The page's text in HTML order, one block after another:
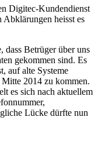
Digitec-Kundendienst
heisst es
dass Betrüger über uns
gekommen sind. Es
auf alte Systeme
2014 zu kommen.
es sich nach aktuellem
Lücke dürfte nun